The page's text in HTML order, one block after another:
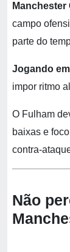
Manchester
campo
parte do
Jogando
impor ritmo
O Fulham
baixas e
contra-
Não